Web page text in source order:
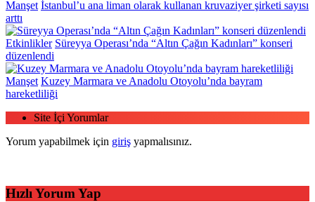
Manşet İstanbul’u ana liman olarak kullanan kruvaziyer şirketi sayısı
arttı
Etkinlikler Süreyya Operası’nda “Altın Çağın Kadınları” konseri
düzenlendi
Manşet Kuzey Marmara ve Anadolu Otoyolu’nda bayram
hareketliliği
Site İçi Yorumlar
Yorum yapabilmek için giriş yapmalısınız.
Hızlı Yorum Yap